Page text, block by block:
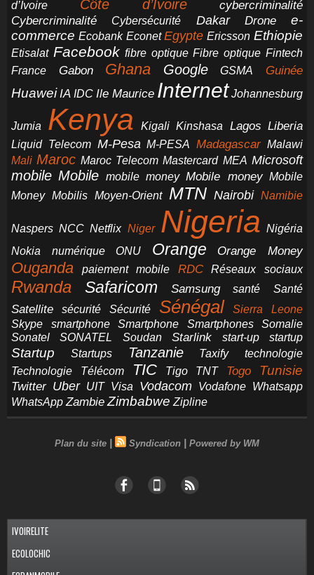
d’Ivoire
Côte d’Ivoire
cybercriminalité
Cybercriminalité
Cybersécurité Dakar Drone
e-
commerce Ecobank Econet Egypte Ericsson Ethiopie
Etisalat Facebook fibre optique Fibre optique Fintech
France
Gabon Ghana Google GSMA Guinée
Huawei IA IDC Ile Maurice Internet Johannesburg
Jumia Kenya Kigali Kinshasa Lagos Liberia
Liquid Telecom M-Pesa M-PESA Madagascar Malawi
Mali Maroc Maroc Telecom Mastercard MEA Microsoft
mobile Mobile mobile money Mobile money Mobile
Money Mobilis Moyen-Orient MTN Nairobi Namibie
Naspers NCC Netflix Niger Nigeria Nigéria
Nokia
numérique ONU Orange Orange Money
Ouganda paiement mobile RDC Réseaux sociaux
Rwanda Safaricom Samsung santé Santé
Satellite sécurité Sécurité Sénégal
Sierra Leone
Skype
smartphone Smartphone Smartphones
Somalie
Sonatel
SONATEL Soudan Starlink start-up startup
Startup Startups Tanzanie Taxify
technologie
Technologie
Télécom TIC Tigo TNT Togo Tunisie
Twitter Uber UIT Visa Vodacom Vodafone Whatsapp
WhatsApp Zambie Zimbabwe Zipline
Plan du site | Syndication | Powered by WM
IVOIRELITE
ECOLOCHIC